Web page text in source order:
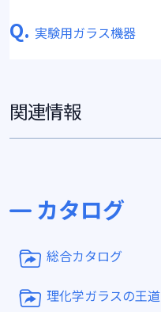
Q. 実験用ガラス機器
関連情報
カタログ
総合カタログ
理化学ガラスの王道